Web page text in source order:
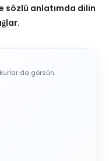
sözlü anlatımda dilin
da görsün.